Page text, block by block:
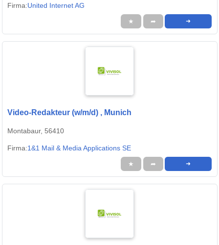
Firma:United Internet AG
★ ➦ ➜
Video-Redakteur (w/m/d) , Munich
Montabaur, 56410
Firma:1&1 Mail & Media Applications SE
★ ➦ ➜